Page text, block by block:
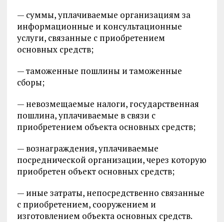
— суммы, уплачиваемые организациям за
информационные и консультационные
услуги, связанные с приобретением
основных средств;
— таможенные пошлины и таможенные
сборы;
— невозмещаемые налоги, государственная
пошлина, уплачиваемые в связи с
приобретением объекта основных средств;
— вознаграждения, уплачиваемые
посреднической организации, через которую
приобретен объект основных средств;
— иные затраты, непосредственно связанные
с приобретением, сооружением и
изготовлением объекта основных средств.